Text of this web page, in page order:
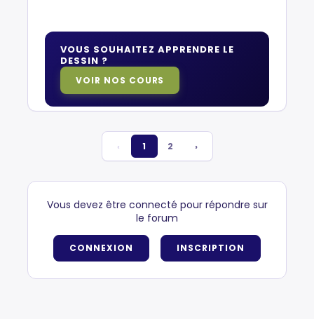
VOUS SOUHAITEZ APPRENDRE LE
DESSIN ?
VOIR NOS COURS
‹ 1 2 ›
Vous devez être connecté pour répondre sur
le forum
CONNEXION INSCRIPTION